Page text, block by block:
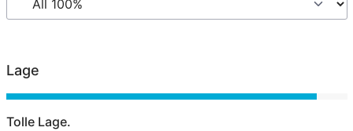
Lage
Tolle Lage.